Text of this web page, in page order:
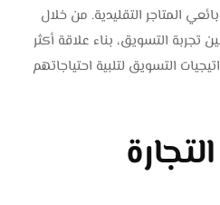
المتاجر التقليدية. من خلال
تجربة التسويق، بناء علاقة أكثر
التسويق لتلبية احتياجاتهم